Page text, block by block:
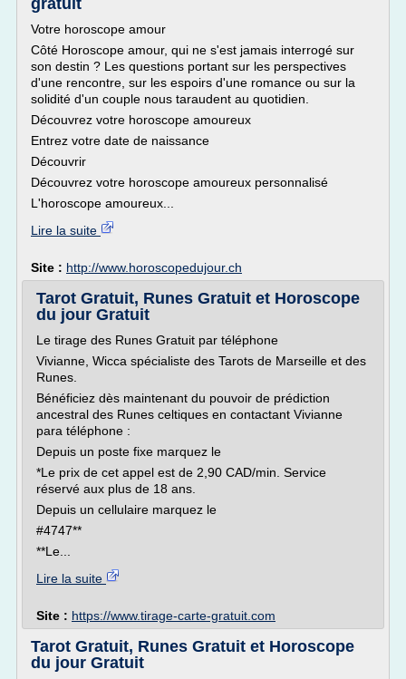
gratuit
Votre horoscope amour
Côté Horoscope amour, qui ne s'est jamais interrogé sur
son destin ? Les questions portant sur les perspectives
d'une rencontre, sur les espoirs d'une romance ou sur la
solidité d'un couple nous taraudent au quotidien.
Découvrez votre horoscope amoureux
Entrez votre date de naissance
Découvrir
Découvrez votre horoscope amoureux personnalisé
L'horoscope amoureux...
Lire la suite
Site : http://www.horoscopedujour.ch
Tarot Gratuit, Runes Gratuit et Horoscope
du jour Gratuit
Le tirage des Runes Gratuit par téléphone
Vivianne, Wicca spécialiste des Tarots de Marseille et des
Runes.
Bénéficiez dès maintenant du pouvoir de prédiction
ancestral des Runes celtiques en contactant Vivianne
para téléphone :
Depuis un poste fixe marquez le
*Le prix de cet appel est de 2,90 CAD/min. Service
réservé aux plus de 18 ans.
Depuis un cellulaire marquez le
#4747**
**Le...
Lire la suite
Site : https://www.tirage-carte-gratuit.com
Tarot Gratuit, Runes Gratuit et Horoscope
du jour Gratuit